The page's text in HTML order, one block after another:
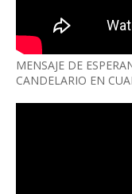
MENSAJE DE
CANDELARIO EN